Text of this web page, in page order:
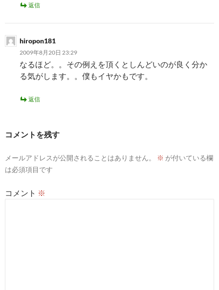
返信
hiropon181
2009年8月20日 23:29
なるほど。。その例えを頂くとしんどいのが良く分か
る気がします。。僕もイヤかもです。
返信
コメントを残す
メールアドレスが公開されることはありません。 ※ が付いている欄
は必須項目です
コメント ※